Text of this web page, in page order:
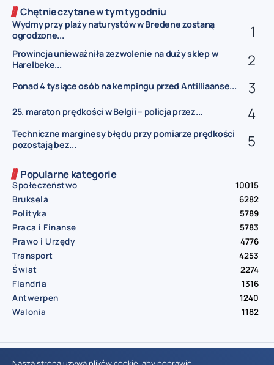
Chętnie czytane w tym tygodniu
Wydmy przy plaży naturystów w Bredene zostaną
ogrodzone...
Prowincja unieważniła zezwolenie na duży sklep w
Harelbeke...
Ponad 4 tysiące osób na kempingu przed Antilliaanse...
25. maraton prędkości w Belgii – policja przez...
Techniczne marginesy błędu przy pomiarze prędkości
pozostają bez...
Popularne kategorie
Społeczeństwo
10015
Bruksela
6282
Polityka
5789
Praca i Finanse
5783
Prawo i Urzędy
4776
Transport
4253
Świat
2274
Flandria
1316
Antwerpen
1240
Walonia
1182
© Aktualnosci.be – All Right Reserved 2016-2026